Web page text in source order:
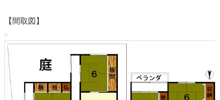
【間取図】